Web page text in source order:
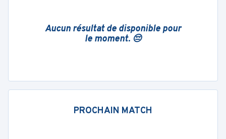
Aucun résultat de disponible pour
le moment. 😔
PROCHAIN MATCH